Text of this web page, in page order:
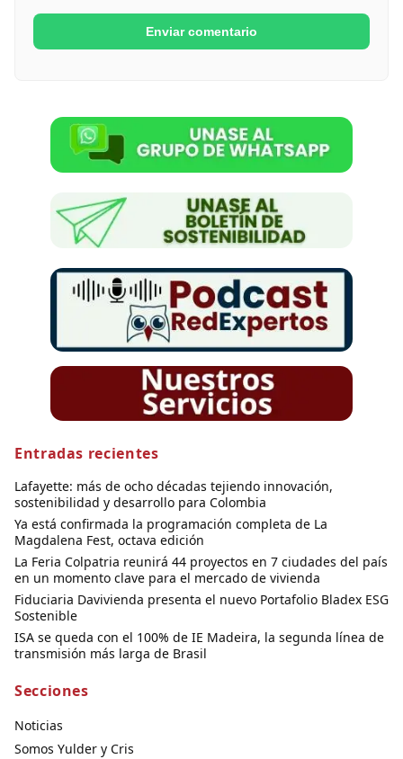
Entradas recientes
Lafayette: más de ocho décadas tejiendo innovación,
sostenibilidad y desarrollo para Colombia
Ya está confirmada la programación completa de La
Magdalena Fest, octava edición
La Feria Colpatria reunirá 44 proyectos en 7 ciudades del país
en un momento clave para el mercado de vivienda
Fiduciaria Davivienda presenta el nuevo Portafolio Bladex ESG
Sostenible
ISA se queda con el 100% de IE Madeira, la segunda línea de
transmisión más larga de Brasil
Secciones
Noticias
Somos Yulder y Cris